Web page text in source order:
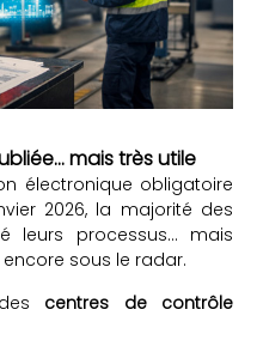
mais très utile
électronique obligatoire
2026, la majorité des
leurs processus… mais
sous le radar.
centres de contrôle